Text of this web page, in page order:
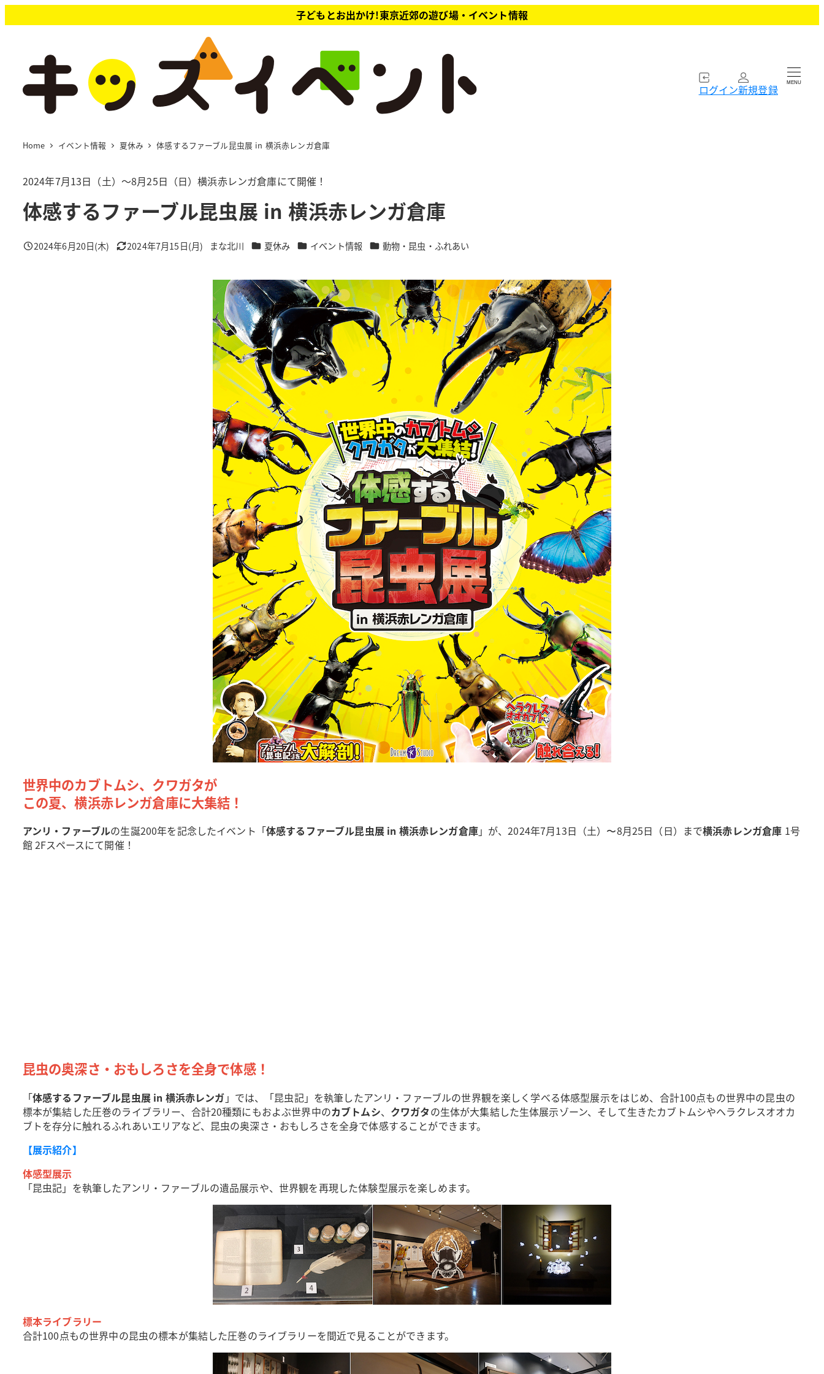
イ
子どもとお出かけ!東京近郊の遊び場・イベント情報
ログイン新規登録 MENU
Home イベント情報 夏休み 体感するファーブル昆虫展 in 横浜赤レンガ倉庫
2024年7月13日（土）～8月25日（日）横浜赤レンガ倉庫にて開催！
体感するファーブル昆虫展 in 横浜赤レンガ倉庫
投稿日
2024年6月20日(木) 更新日
2024年7月15日(月)
著
まな北川 カテゴリー
夏休み カテゴリー
イベント情報 カテゴリー
動物・昆虫・ふれあい
世界中のカブトムシ、クワガタが
この夏、横浜赤レンガ倉庫に大集結！
アンリ・ファーブルの生誕200年を記念したイベント「体感するファーブル昆虫展 in 横浜赤レンガ倉庫」が、2024年7月13日（土）〜8月25日（日）まで横浜赤レンガ倉庫 1号
館 2Fスペースにて開催！
昆虫の奥深さ・おもしろさを全身で体感！
「体感するファーブル昆虫展 in 横浜赤レンガ 」では、「昆虫記」を執筆したアンリ・ファーブルの世界観を楽しく学べる体感型展示をはじめ、合計100点もの世界中の昆虫の
標本が集結した圧巻のライブラリー、合計20種類にもおよぶ世界中のカブトムシ、 クワガタの生体が大集結した生体展示ゾーン、そして生きたカブトムシやヘラクレスオオカ
ブトを存分に触れるふれあいエリアなど、昆虫の奥深さ・おもしろさを全身で体感することができます。
【展示紹介】
体感型展示
「昆虫記」を執筆したアンリ・ファーブルの遺品展示や、世界観を再現した体験型展示を楽しめます。
標本ライブラリー
合計100点もの世界中の昆虫の標本が集結した圧巻のライブラリーを間近で見ることができます。